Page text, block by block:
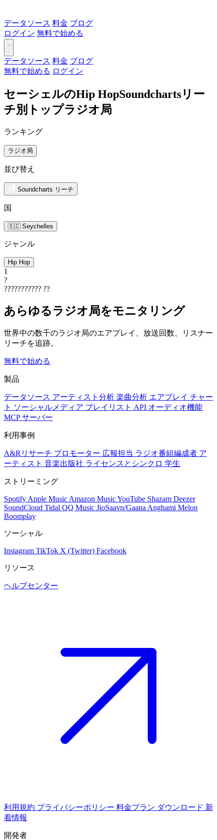
データソース 料金 ブログ
ログイン 無料で始める
データソース 料金 ブログ
無料で始める ログイン
セーシェルのHip HopSoundchartsリー
チ別トップラジオ局
ランキング
ラジオ局
並び替え
Soundcharts リーチ
国
🇸🇨 Seychelles
ジャンル
Hip Hop
1
?
??????????? ??
あらゆるラジオ局をモニタリング
世界中の数千のラジオ局のエアプレイ、放送回数、リスナー
リーチを追跡。
無料で始める
製品
データソース アーティスト分析 楽曲分析 エアプレイ チャー
ト ソーシャルメディア プレイリスト API オーディオ機能
MCP サーバー
利用事例
A&Rリサーチ プロモーター 広報担当 ラジオ番組編成者 ア
ーティスト 音楽出版社 ライセンスとシンクロ 学生
ストリーミング
Spotify Apple Music Amazon MusicYouTube Shazam Deezer
SoundCloud Tidal QQ Music JioSaavn/Gaana Anghami Melon
Boomplay
ソーシャル
Instagram TikTok X (Twitter) Facebook
リソース
ヘルプセンター
利用規約 プライバシーポリシー 料金プラン ダウンロード 新
着情報
開発者